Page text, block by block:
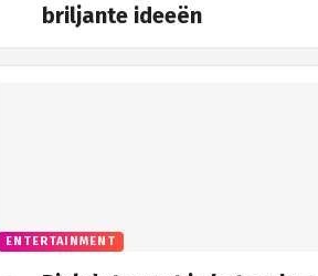
briljante ideeën
ENTERTAINMENT